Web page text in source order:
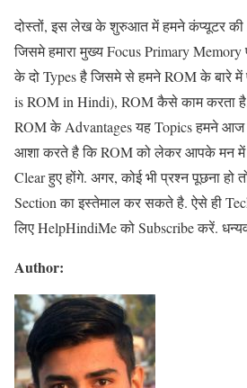
दोस्तों, इस लेख के शुरुआत में हमने कंप्यूटर
जिसमे हमारा मुख्य Focus Primary
के दो Types है जिसमे से हमने ROM के बारे में
is ROM in Hindi), ROM कैसे काम करता
ROM के Advantages यह Topics हमने
आशा करते है कि ROM को लेकर आपके मन में
Clear हुए होंगे. अगर, कोई भी प्रश्न पूछना
Section का इस्तेमाल कर सकते है. ऐसे ही
लिए HelpHindiMe को Subscribe करें.
Author: